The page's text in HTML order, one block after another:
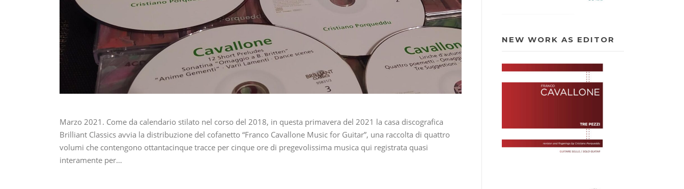
Marzo 2021. Come da calendario stilato nel corso del 2018, in questa primavera del 2021 la casa discografica
Brilliant Classics avvia la distribuzione del cofanetto “Franco Cavallone Music for Guitar”, una raccolta di quattro
volumi che contengono ottantacinque tracce per cinque ore di pregevolissima musica qui registrata quasi
interamente per…
NEW WORK AS EDITOR